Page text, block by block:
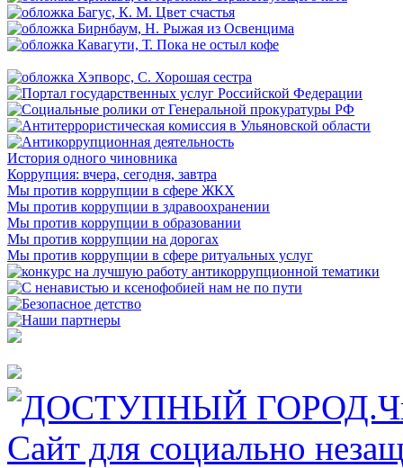
История одного чиновника
Коррупция: вчера, сегодня, завтра
Мы против коррупции в сфере ЖКХ
Мы против коррупции в здравоохранении
Мы против коррупции в образовании
Мы против коррупции на дорогах
Мы против коррупции в сфере ритуальных услуг